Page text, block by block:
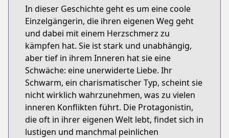
In dieser Geschichte geht es um eine coole
Einzelgängerin, die ihren eigenen Weg geht
und dabei mit einem Herzschmerz zu
kämpfen hat. Sie ist stark und unabhängig,
aber tief in ihrem Inneren hat sie eine
Schwäche: eine unerwiderte Liebe. Ihr
Schwarm, ein charismatischer Typ, scheint sie
nicht wirklich wahrzunehmen, was zu vielen
inneren Konflikten führt. Die Protagonistin,
die oft in ihrer eigenen Welt lebt, findet sich in
lustigen und manchmal peinlichen